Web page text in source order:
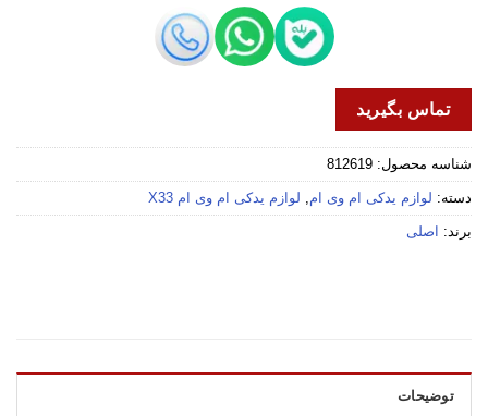
تماس بگیرید
شناسه محصول: 812619
دسته: لوازم یدکی ام وی ام, لوازم یدکی ام وی ام X33
برند: اصلی
توضیحات